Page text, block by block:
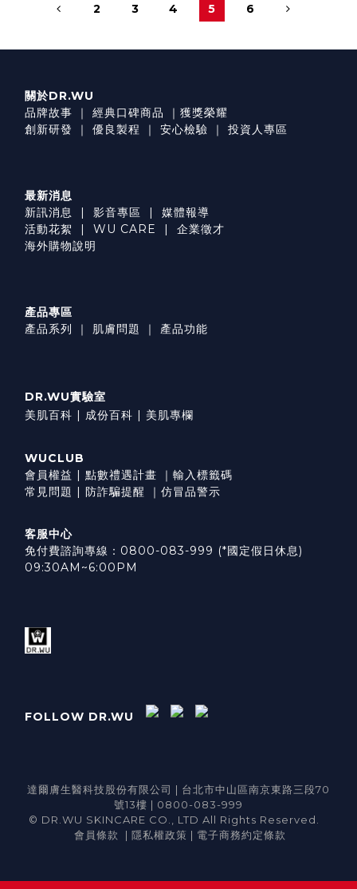
2 3 4 5 6
關於DR.WU
品牌故事 ｜ 經典口碑商品 ｜ 獲獎榮耀
創新研發
｜ 優良製程 ｜ 安心檢驗 ｜ 投資人專區
最新消息
新訊消息
| 影音專區 | 媒體報導
活動花絮
| WU CARE | 企業徵才
海外購物說明
產品專區
產品系列
｜ 肌膚問題 ｜ 產品功能
DR.WU實驗室
美肌百科 | 成份百科 | 美肌專欄
WUCLUB
會員權益 | 點數禮遇計畫 ｜ 輸入標籤碼
常見問題 | 防詐騙提醒 ｜ 仿冒品警示
客服中心
免付費諮詢專線：0800-083-999 (*國定假日休息)
09:30AM~6:00PM
FOLLOW DR.WU
達爾膚生醫科技股份有限公司 | 台北市中山區南京東路三段70
號13樓 | 0800-083-999
© DR.WU SKINCARE CO., LTD All Rights Reserved.
會員條款
| 隱私權政策 | 電子商務約定條款